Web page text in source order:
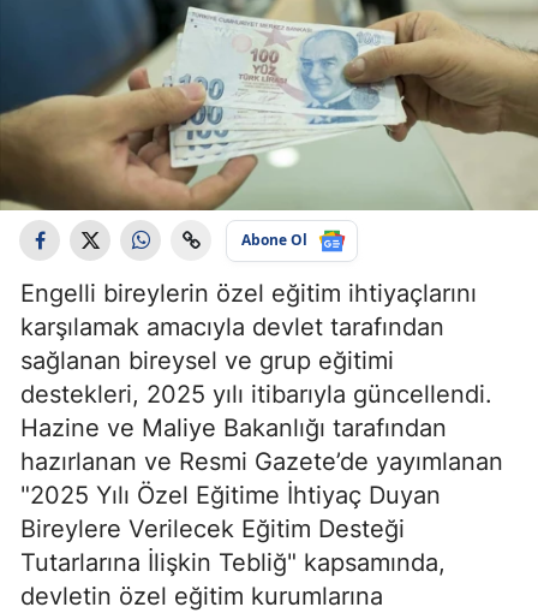
Abone Ol
Engelli bireylerin özel eğitim ihtiyaçlarını
karşılamak amacıyla devlet tarafından
sağlanan bireysel ve grup eğitimi
destekleri, 2025 yılı itibarıyla güncellendi.
Hazine ve Maliye Bakanlığı tarafından
hazırlanan ve Resmi Gazete’de yayımlanan
"2025 Yılı Özel Eğitime İhtiyaç Duyan
Bireylere Verilecek Eğitim Desteği
Tutarlarına İlişkin Tebliğ" kapsamında,
devletin özel eğitim kurumlarına